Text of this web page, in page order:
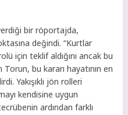
bir röportajda,
değindi. “Kurtlar
için teklif aldığını ancak bu
bu kararı hayatının en
Yakışıklı jön rolleri
kendisine uygun
ardından farklı